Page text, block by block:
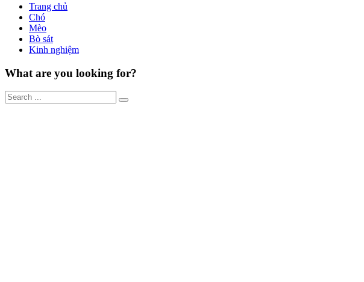
Trang chủ
Chó
Mèo
Bò sát
Kinh nghiệm
What are you looking for?